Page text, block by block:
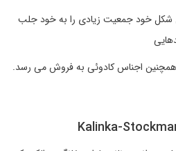
شکل خود جمعیت زیادی را به خود جلب
همچنین اجناس کادوئی به فروش می رسد.